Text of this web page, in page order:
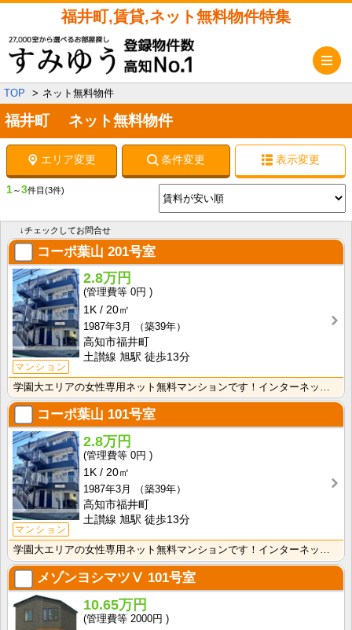
福井町,賃貸,ネット無料物件特集
TOP ネット無料物件
福井町 ネット無料物件
エリア変更 条件変更 表示変更
1～3件目 (3件)
↓チェックしてお問合せ
コーポ葉山 201号室
マンション
2.8万円
0円
1K
20㎡
1987年3月
（築39年）
高知市福井町
土讃線 旭駅 徒歩13分
学園大エリアの女性専用ネット無料マンションです！インターネット月額接続使用無料なので、月々の生活費の･･･
コーポ葉山 101号室
マンション
2.8万円
0円
1K
20㎡
1987年3月
（築39年）
高知市福井町
土讃線 旭駅 徒歩13分
学園大エリアの女性専用ネット無料マンションです！インターネット月額接続使用無料なので、月々の生活費の･･･
メゾンヨシマツⅤ 101号室
10.65万円
2000円